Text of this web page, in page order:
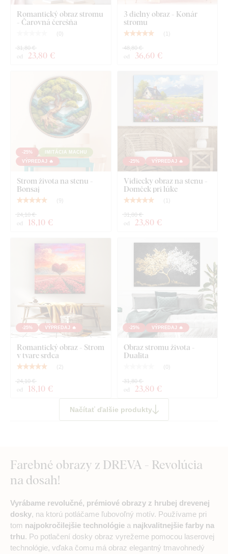
Čo nájdete v balíku?
Strom života - Tanec listov
obrazu
Prehľadný návod na montáž
Romantický obraz stromu
- Čarovná čerešňa
( 0)
od 23,80 €
31,80 €
3 dielny obraz - Konár
stromu
( 1 )
od 36,60 €
48,80 €
-25%
IMITÁCIA MACHU
VÝPREDAJ 🔥
Strom života na stenu -
Bonsaj
( 9)
od 18,10 €
24,10 €
-25% VÝPREDAJ 🔥
Vidiecky obraz na stenu -
Domček pri lúke
( 1 )
od 23,80 €
31,80 €
-25% VÝPREDAJ 🔥
Romantický obraz - Strom
v tvare srdca
( 2)
od 18,10 €
24,10 €
-25% VÝPREDAJ 🔥
Obraz stromu života -
Dualita
( 0)
od 23,80 €
31,80 €
Načítať ďalšie produkty
Farebné obrazy z DREVA - Revolúcia
na dosah!
Vyrábame revolučné, prémiové obrazy z hrubej drevenej
dosky, na ktorú potláčame ľubovoľný motív. Používame pri
tom najpokročilejšie technológie a najkvalitnejšie farby na
trhu. Po potlačení dosky obraz vyrežeme pomocou laserovej
technológie, vďaka čomu má obraz elegantný tmavohnedý